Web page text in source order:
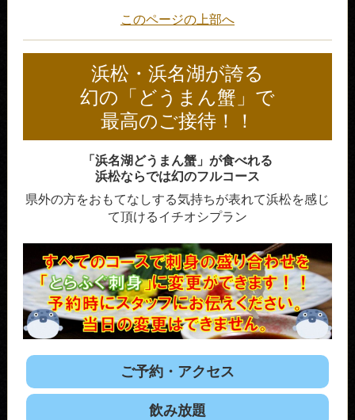
このページの上部へ
浜松・浜名湖が誇る
幻の「どうまん蟹」で
最高のご接待！！
「浜名湖どうまん蟹」が食べれる
浜松ならでは幻のフルコース
県外の方をおもてなしする気持ちが表れて浜松を感じ
て頂けるイチオシプラン
ご予約・アクセス
飲み放題